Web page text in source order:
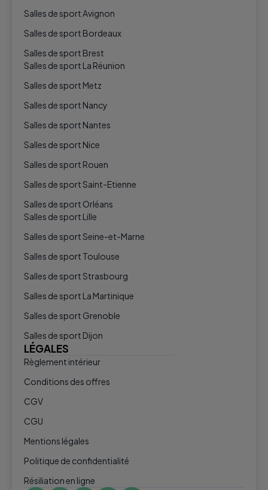
Salles de sport Avignon
Salles de sport Bordeaux
Salles de sport Brest
Salles de sport La Réunion
Salles de sport Metz
Salles de sport Nancy
Salles de sport Nantes
Salles de sport Nice
Salles de sport Rouen
Salles de sport Saint-Etienne
Salles de sport Orléans
Salles de sport Lille
Salles de sport Seine-et-Marne
Salles de sport Toulouse
Salles de sport Strasbourg
Salles de sport La Martinique
Salles de sport Grenoble
Salles de sport Dijon
LÉGALES
Règlement intérieur
Conditions des offres
CGV
CGU
Mentions légales
Politique de confidentialité
Résiliation en ligne